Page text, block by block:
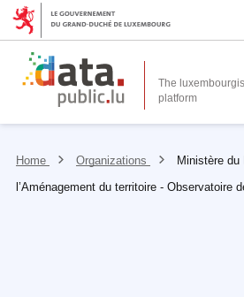
The
platform
Home Organizations
Ministère du
l’Aménagement du territoire - Observatoire